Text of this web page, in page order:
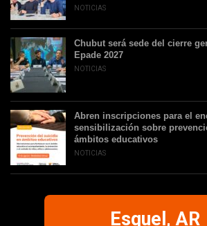
NOTICIAS
Chubut será sede del cierre
Epade 2027
NOTICIAS
Abren inscripciones para el
sensibilización sobre
ámbitos educativos
NOTICIAS
Esquel, AR